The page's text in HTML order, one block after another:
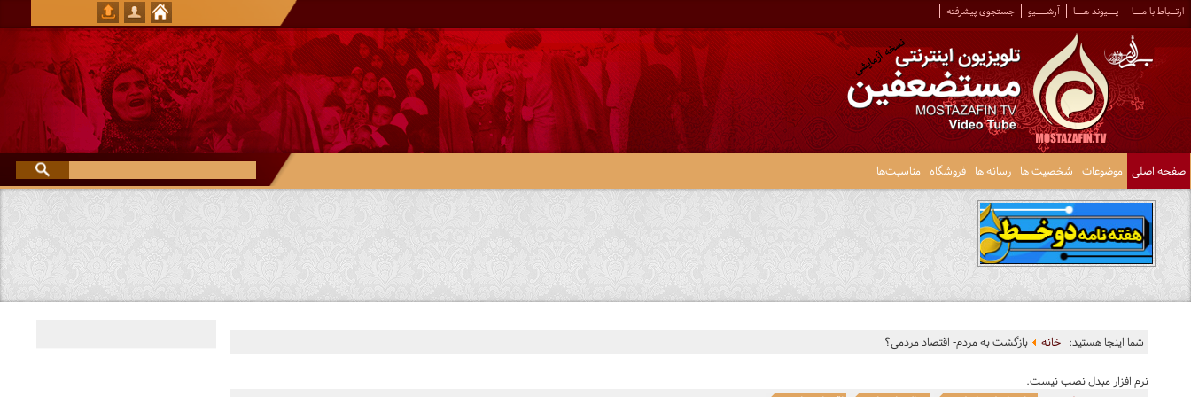
ارتــباط با مـــا پـــیوند هـــا آرشــــیو جستجوی پیشرفته
صفحه اصلی موضوعات شخصیت ها رسانه ها فروشگاه مناسبت‌ها
شما اینجا هستید: خانه بازگشت به مردم- اقتصاد مردمی؟
نرم افزار مبدل نصب نیست.